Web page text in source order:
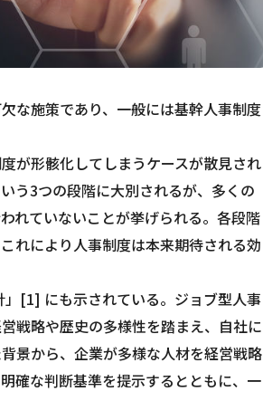
な施策であり、一般には基幹人事制度
が形骸化してしまうケースが散見され
う3つの段階に大別されるが、多くの
れていないことが挙げられる。各段階
れにより人事制度は本来期待される効
[1] にも示されている。ジョブ型人事
戦略や歴史の多様性を踏まえ、自社に
景から、企業が多様な人材を経営戦略
確な判断基準を提示するとともに、一